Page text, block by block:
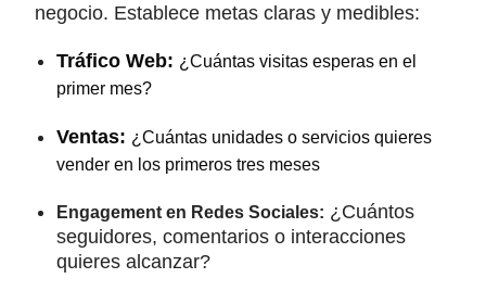
negocio. Establece metas claras y medibles:
Tráfico Web: ¿Cuántas visitas esperas en el
primer mes?
Ventas: ¿Cuántas unidades o servicios quieres
vender en los primeros tres meses
Engagement en Redes Sociales: ¿Cuántos
seguidores, comentarios o interacciones
quieres alcanzar?